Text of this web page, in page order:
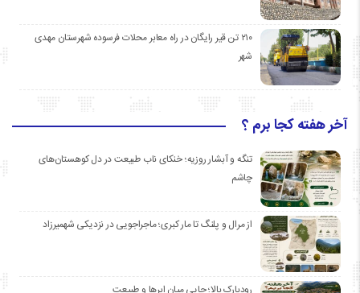
۲۱۰ تن قیر رایگان در راه معابر محلات فرسوده شهرستان مهدی
شهر
آخر هفته کجا برم ؟
تنگه و آبشار روزیه؛ خنکای ناب طبیعت در دل کوهستان‌های
چاشم
از مرال و پلنگ تا مار کبری؛ ماجراجویی در نزدیکی شهمیرزاد
رودبارک بالا؛ جایی میان ابرها و طبیعت